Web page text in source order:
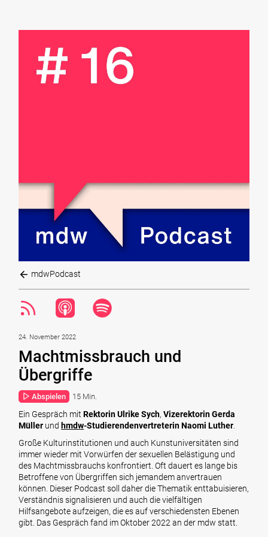
mdwPodcast
24. November 2022
Machtmissbrauch und
Übergriffe
Abspielen 15 Min.
Ein Gespräch mitRektorin Ulrike Sych,Vizerektorin Gerda
Müller undhmdw-Studierendenvertreterin Naomi Luther
Große Kulturinstitutionen und auch Kunstuniversitäten sind
immer wieder mit Vorwürfen der sexuellen Belästigung und
des Machtmissbrauchs konfrontiert. Oft dauert es lange bis
Betroffene von Übergriffen sich jemandem anvertrauen
können. Dieser Podcast soll daher die Thematik enttabuisieren,
Verständnis signalisieren und auch die vielfältigen
Hilfsangeboteaufzeigen, die es auf verschiedensten Ebenen
gibt. Das Gespräch fand im Oktober 2022 an der mdw statt.